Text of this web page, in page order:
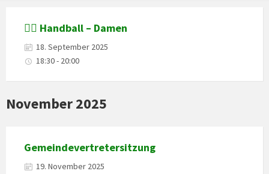
🤾‍♀️ Handball – Damen
18. September 2025
18:30 - 20:00
November 2025
Gemeindevertretersitzung
19. November 2025